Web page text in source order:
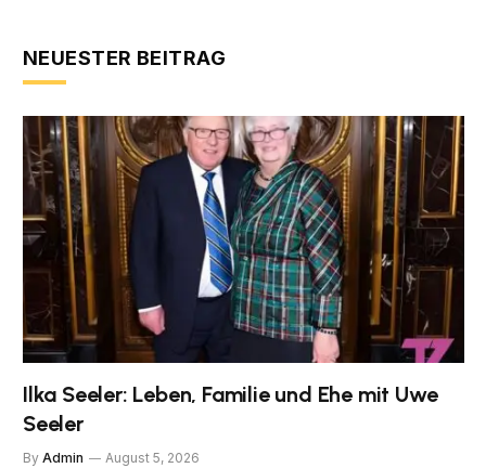
NEUESTER BEITRAG
Ilka Seeler: Leben, Familie und Ehe mit Uwe
Seeler
By Admin August 5, 2026